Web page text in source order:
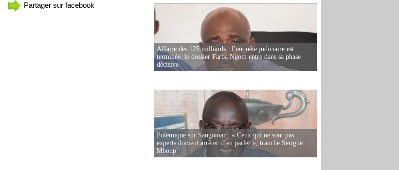
Partager sur facebook
Affaire des 125 milliards : l’enquête judiciaire est
terminée, le dossier Farba Ngom entre dans sa phase
décisive
Polémique sur Sangomar : « Ceux qui ne sont pas
experts doivent arrêter d’en parler », tranche Serigne
Mboup